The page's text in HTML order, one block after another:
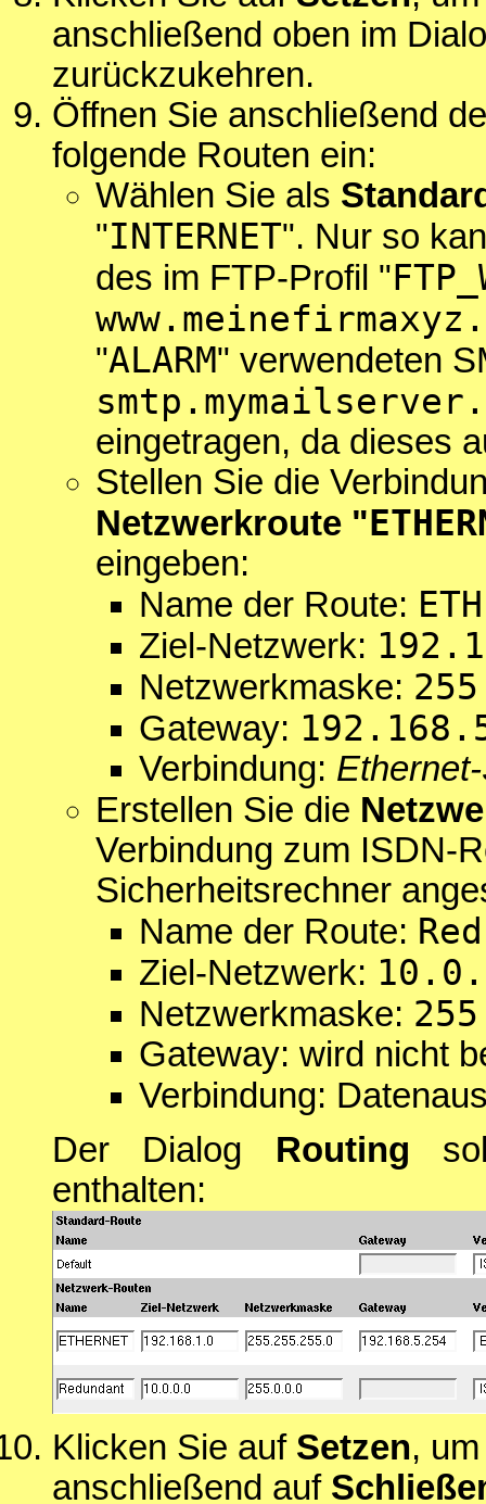
anschließend oben im
zurückzukehren.
Öffnen Sie anschließend
folgende Routen ein:
Wählen Sie als
"INTERNET". Nur so
des im FTP-Profil "
"ALARM" verwendeten
eingetragen, da dieses
Stellen Sie die
Netzwerkroute "
eingeben:
Name der Route:
Ziel-Netzwerk:
Netzwerkmaske:
Gateway:
Verbindung:
Erstellen Sie die
Verbindung zum ISDN-
Sicherheitsrechner
Name der Route:
Ziel-Netzwerk:
Netzwerkmaske:
Gateway: wird nicht
Verbindung:
Der Dialog Routing
enthalten:
Klicken Sie auf Setzen,
anschließend auf